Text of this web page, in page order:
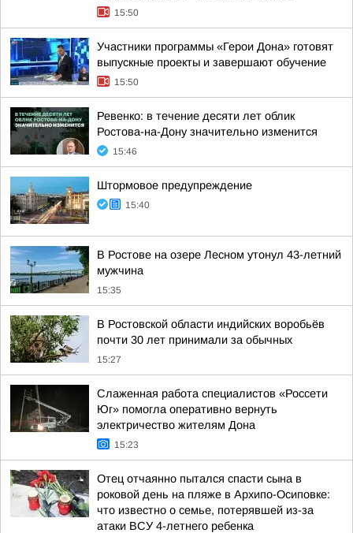
15:50
Участники программы «Герои Дона» готовят
выпускные проекты и завершают обучение
15:50
Ревенко: в течение десяти лет облик
Ростова-на-Дону значительно изменится
15:46
Штормовое предупреждение
15:40
В Ростове на озере Лесном утонул 43-летний
мужчина
15:35
В Ростовской области индийских воробьёв
почти 30 лет принимали за обычных
15:27
Слаженная работа специалистов «Россети
Юг» помогла оперативно вернуть
электричество жителям Дона
15:23
Отец отчаянно пытался спасти сына в
роковой день на пляже в Архипо-Осиповке:
что известно о семье, потерявшей из-за
атаки ВСУ 4-летнего ребенка